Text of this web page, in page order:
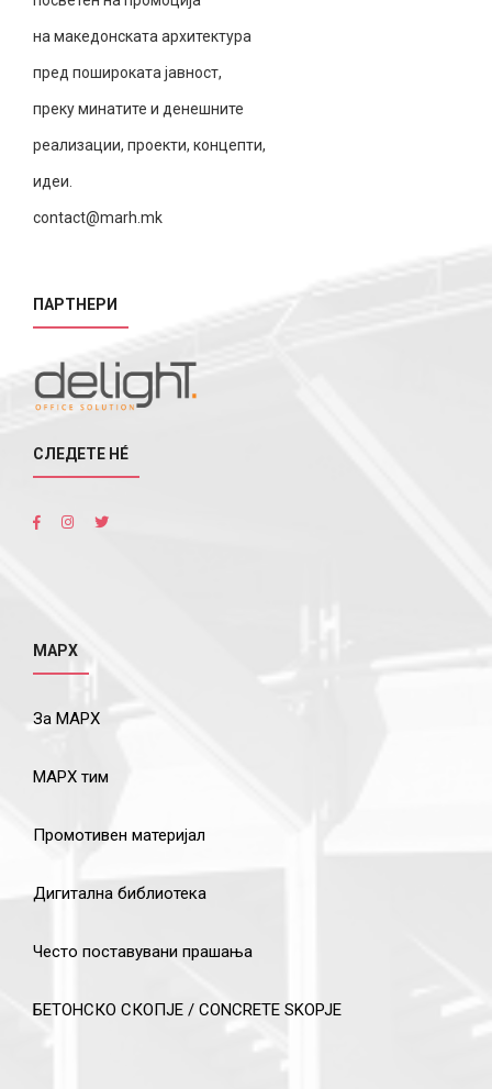
на македонската архитектура
пред пошироката јавност,
преку минатите и денешните
реализации, проекти, концепти,
идеи.
contact@marh.mk
ПАРТНЕРИ
СЛЕДЕТЕ НÉ
МАРХ
За МАРХ
МАРХ тим
Промотивен материјал
Дигитална библиотека
Често поставувани прашања
БЕТОНСКО СКОПЈЕ / CONCRETE SKOPJE